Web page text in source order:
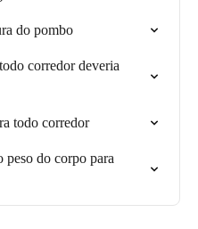
do pombo
corredor deveria
todo corredor
peso do corpo para